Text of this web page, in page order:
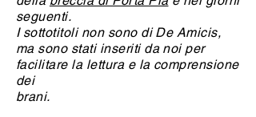
seguenti.
I sottotitoli non sono di De Amicis,
ma sono stati inseriti da noi per
facilitare la lettura e la comprensione
dei
brani.